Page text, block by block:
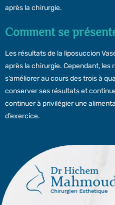
après la chirurgie.
Comment se
Les résultats de la liposuccion
après la chirurgie. Cependant, les
s’améliorer au cours des trois à
conserver ses résultats et
continuer à privilégier une
d’exercice.